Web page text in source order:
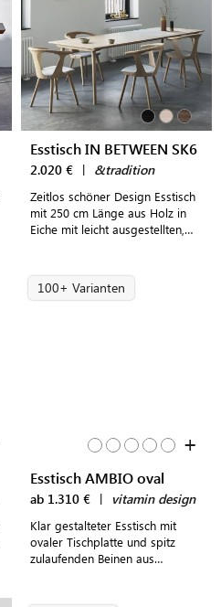
Esstisch IN BETWEEN SK6
2.020 € | &tradition
Zeitlos schöner Design Esstisch
mit 250 cm Länge aus Holz in
Eiche mit leicht ausgestellten,
100+ Varianten
+
Esstisch AMBIO oval
ab 1.310 € | vitamin design
Klar gestalteter Esstisch mit
ovaler Tischplatte und spitz
zulaufenden Beinen aus